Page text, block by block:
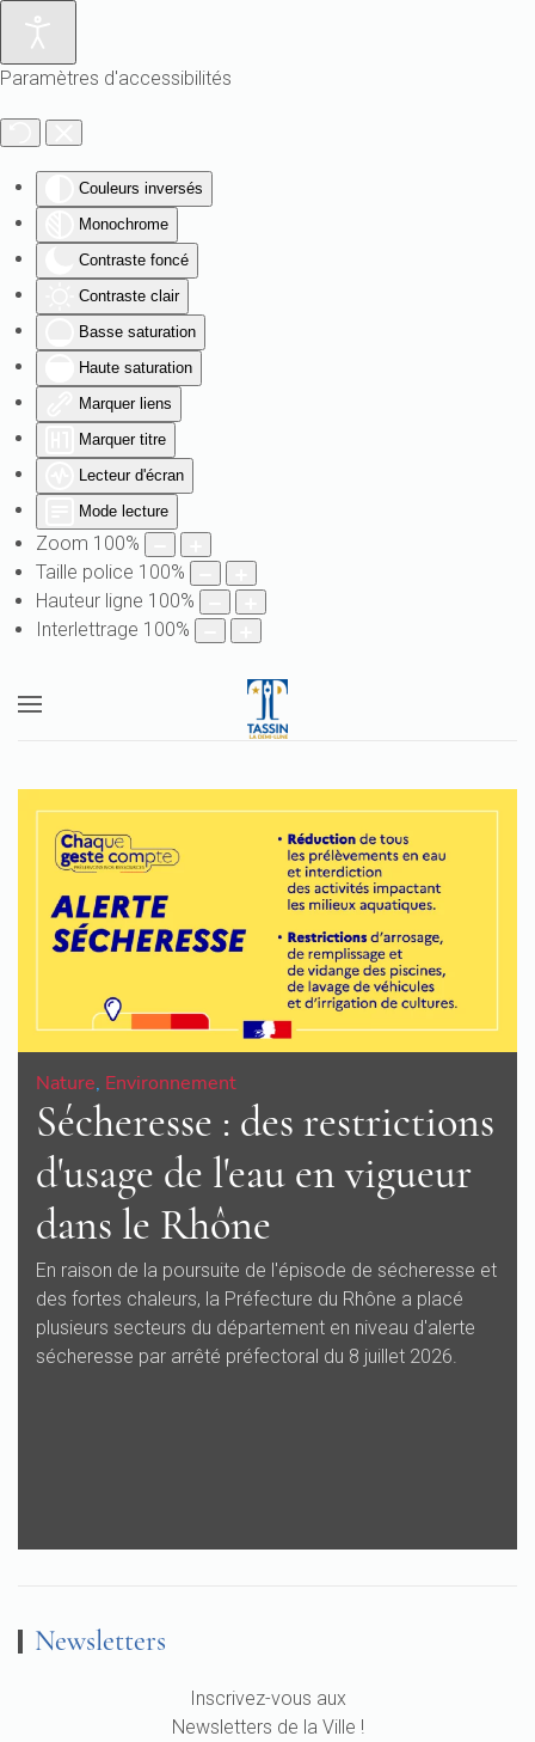
Paramètres d'accessibilités
Couleurs inversés
Monochrome
Contraste foncé
Contraste clair
Basse saturation
Haute saturation
Marquer liens
Marquer titre
Lecteur d'écran
Mode lecture
Zoom 100%
Taille police 100%
Hauteur ligne 100%
Interlettrage 100%
Nature, Environnement
Sécheresse : des restrictions
d'usage de l'eau en vigueur
dans le Rhône
En raison de la poursuite de l'épisode de sécheresse et
des fortes chaleurs, la Préfecture du Rhône a placé
plusieurs secteurs du département en niveau d'alerte
sécheresse par arrêté préfectoral du 8 juillet 2026.
Newsletters
Inscrivez-vous aux
Newsletters de la Ville !